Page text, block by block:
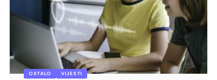
OSTALO VIJESTI